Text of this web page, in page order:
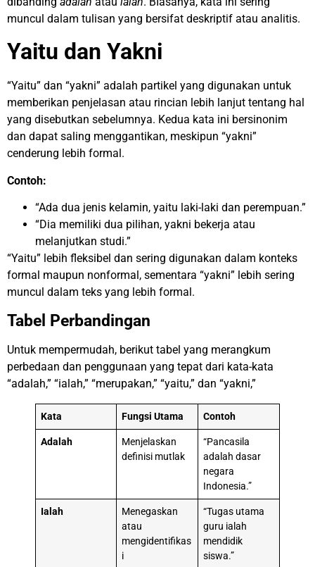
muncul dalam tulisan yang bersifat deskriptif atau analitis.
Yaitu dan Yakni
“Yaitu” dan “yakni” adalah partikel yang digunakan untuk
memberikan penjelasan atau rincian lebih lanjut tentang hal
yang disebutkan sebelumnya. Kedua kata ini bersinonim
dan dapat saling menggantikan, meskipun “yakni”
cenderung lebih formal.
Contoh:
“Ada dua jenis kelamin, yaitu laki-laki dan perempuan.”
“Dia memiliki dua pilihan, yakni bekerja atau
melanjutkan studi.”
“Yaitu” lebih fleksibel dan sering digunakan dalam konteks
formal maupun nonformal, sementara “yakni” lebih sering
muncul dalam teks yang lebih formal.
Tabel Perbandingan
Untuk mempermudah, berikut tabel yang merangkum
perbedaan dan penggunaan yang tepat dari kata-kata
“adalah,” “ialah,” “merupakan,” “yaitu,” dan “yakni,”
Kata Fungsi Utama Contoh
Adalah
Menjelaskan
definisi mutlak
“Pancasila
adalah dasar
negara
Indonesia.”
Ialah
Menegaskan
atau
mengidentifikas
i
“Tugas utama
guru ialah
mendidik
siswa.”